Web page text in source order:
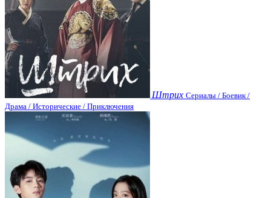
Штрих Сериалы / Боевик /
Драма / Исторические / Приключения